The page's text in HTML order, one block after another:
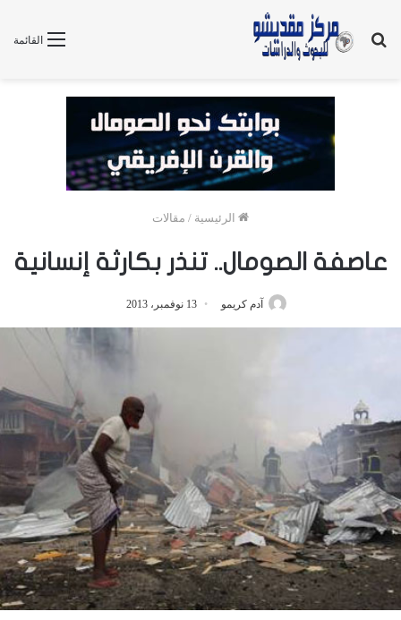
القائمة
بحث
الرئيسية / مقالات
عاصفة الصومال.. تنذر بكارثة إنسانية
آدم كريمو 13 نوفمبر، 2013